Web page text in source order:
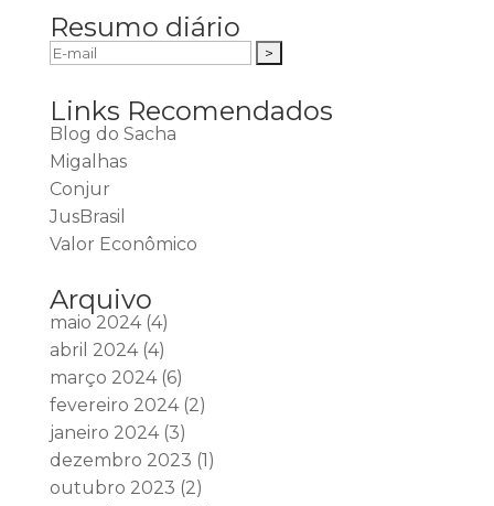
Resumo diário
Links Recomendados
Blog do Sacha
Migalhas
Conjur
JusBrasil
Valor Econômico
Arquivo
maio 2024(4)
abril 2024(4)
março 2024(6)
fevereiro 2024(2)
janeiro 2024(3)
dezembro 2023 (1)
outubro 2023 (2)